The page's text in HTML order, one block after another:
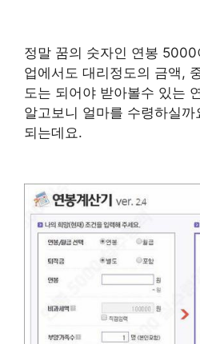
정말 꿈의 숫자인 연봉 5000
업에서도 대리정도의 금액,
도는 되어야 받아볼수 있는
알고보니 얼마를 수령하실까
되는데요.